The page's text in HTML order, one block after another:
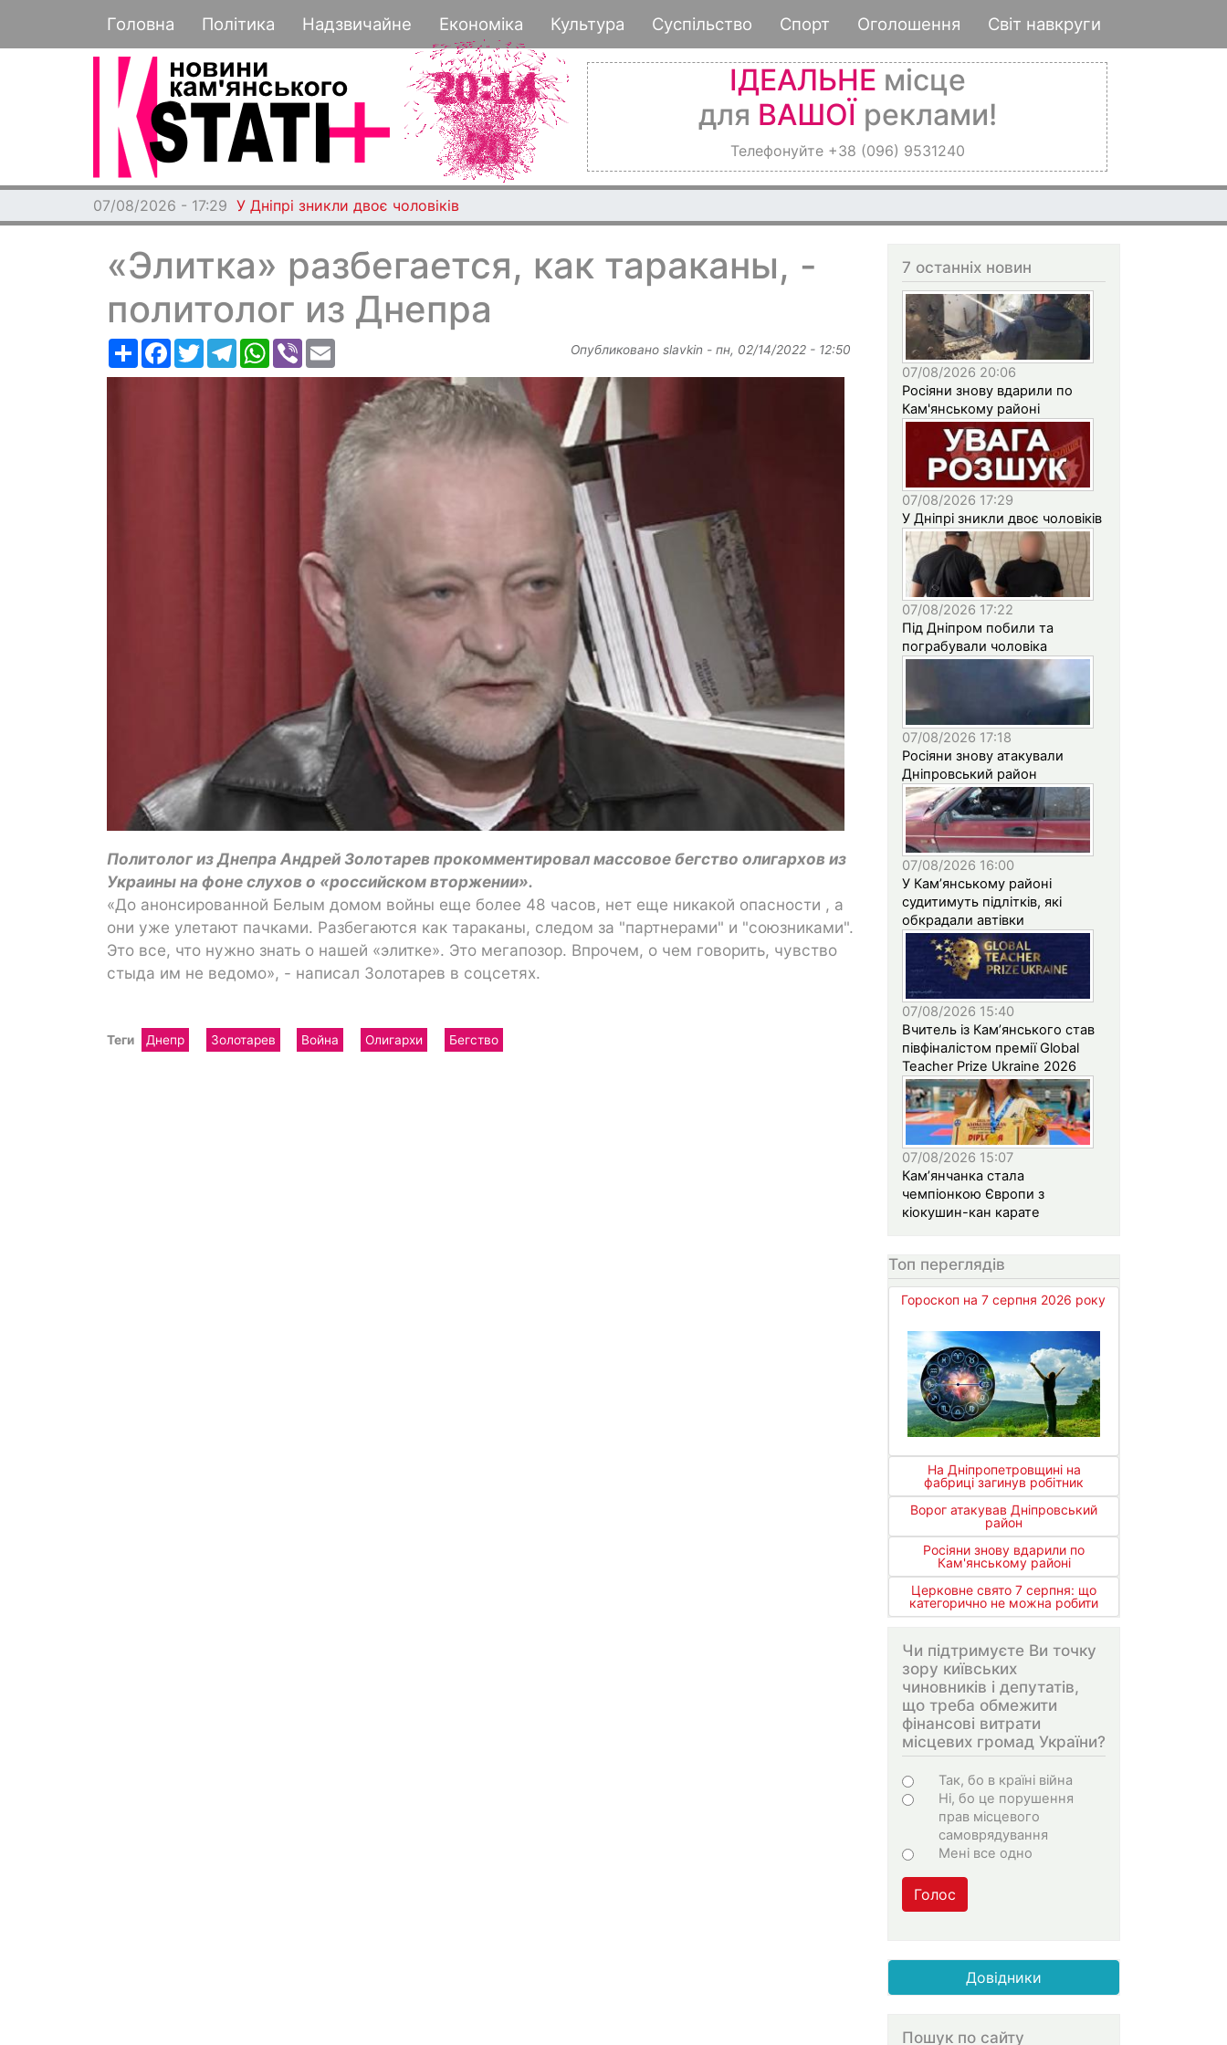
к
основному
Основная навигация
Головна Політика Надзвичайне Економіка Культура Суспільство Спорт Оголошення Світ навкруги
ІДЕАЛЬНЕ місце
для ВАШОЇ реклами!
Телефонуйте +38 (096) 9531240
07/08/2026 - 17:29 У Дніпрі зникли двоє чоловіків
«Элитка» разбегается, как тараканы, -
политолог из Днепра
РесурсFacebook
TwitterTelegramWhatsApp
Viber Опубликовано slavkin - пн, 02/14/2022 - 12:50
Политолог из Днепра Андрей Золотарев прокомментировал массовое бегство олигархов из
Украины на фоне слухов о «российском вторжении».
«До анонсированной Белым домом войны еще более 48 часов, нет еще никакой опасности , а
они уже улетают пачками. Разбегаются как тараканы, следом за "партнерами" и "союзниками".
Это все, что нужно знать о нашей «элитке». Это мегапозор. Впрочем, о чем говорить, чувство
стыда им не ведомо», - написал Золотарев в соцсетях.
Теги Днепр Золотарев Война Олигархи Бегство
7 останніх новин
07/08/2026 20:06
Росіяни знову вдарили по
Кам'янському районі
07/08/2026 17:29
У Дніпрі зникли двоє чоловіків
07/08/2026 17:22
Під Дніпром побили та
пограбували чоловіка
07/08/2026 17:18
Росіяни знову атакували
Дніпровський район
07/08/2026 16:00
У Кам’янському районі
судитимуть підлітків, які
обкрадали автівки
07/08/2026 15:40
Вчитель із Кам’янського став
півфіналістом премії Global
Teacher Prize Ukraine 2026
07/08/2026 15:07
Кам’янчанка стала
чемпіонкою Європи з
кіокушин-кан карате
Топ переглядів
Гороскоп на 7 серпня 2026 року
На Дніпропетровщині на
фабриці загинув робітник
Ворог атакував Дніпровський
район
Росіяни знову вдарили по
Кам'янському районі
Церковне свято 7 серпня: що
категорично не можна робити
Чи підтримуєте Ви точку
зору київських
чиновників і депутатів,
що треба обмежити
фінансові витрати
місцевих громад України?
Choices
Так, бо в країні війна
Ні, бо це порушення
прав місцевого
самоврядування
Мені все одно
Голос
Довідники
Пошук по сайту